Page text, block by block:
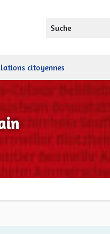
Suche
citoyennes